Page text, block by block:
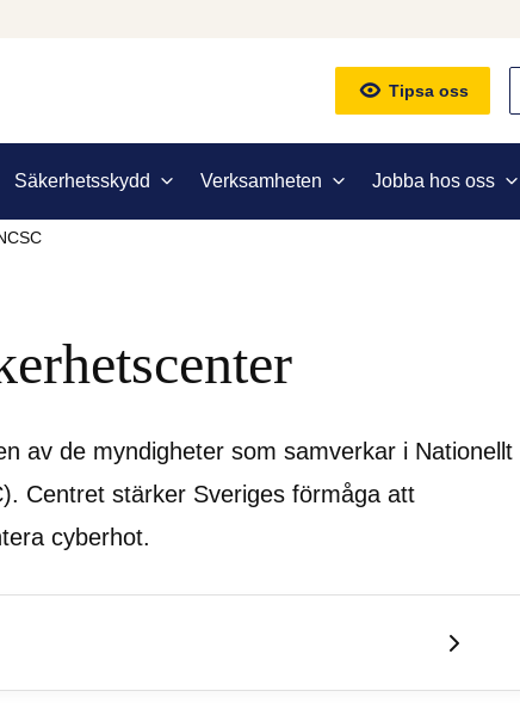
Tipsa oss
Säkerhetsskydd Verksamheten Jobba hos oss
av de myndigheter som samverkar i Nationellt
Centret stärker Sveriges förmåga att
cyberhot.